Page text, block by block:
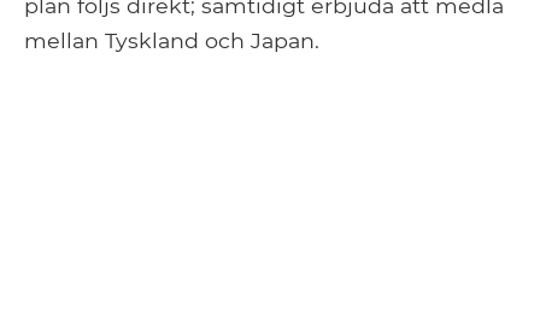
plan följs direkt; samtidigt erbjuda att medla
mellan Tyskland och Japan.